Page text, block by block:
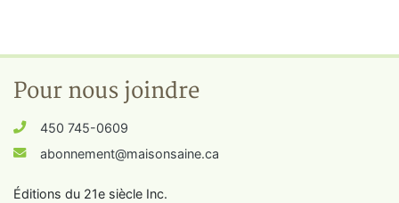
Pour nous joindre
450 745-0609
abonnement@maisonsaine.ca
Éditions du 21e siècle Inc.